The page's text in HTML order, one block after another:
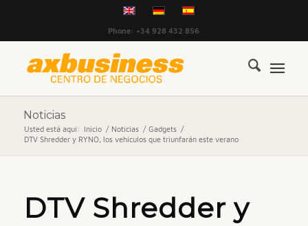
Phone: +34 928 432 856
Noticias
Usted está aquí: Inicio / Noticias / Gadgets /
DTV Shredder y RYNO, los vehículos que triunfarán este verano
DTV Shredder y